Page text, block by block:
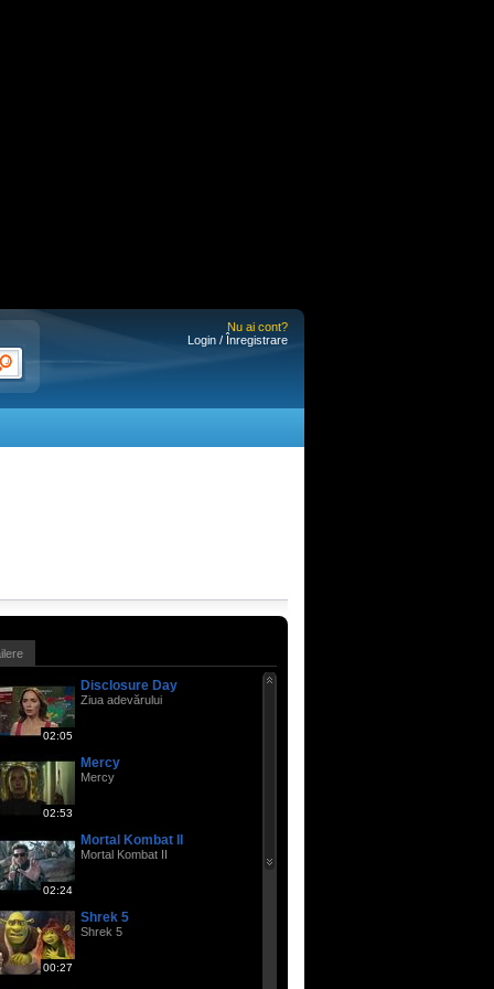
Nu ai cont?
Login / Înregistrare
02:05
Disclosure Day
Ziua adevărului
02:53
Mercy
Mercy
02:24
Mortal Kombat II
Mortal Kombat II
00:27
Shrek 5
Shrek 5